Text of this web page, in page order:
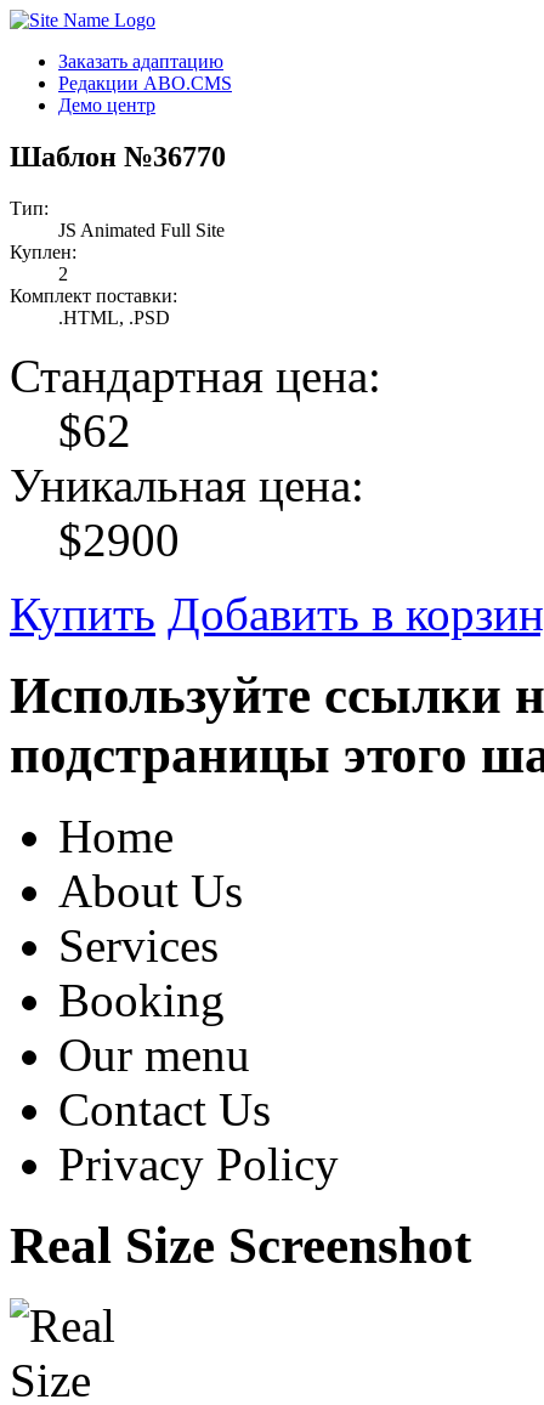
Заказать адаптацию
Редакции ABO.CMS
Демо центр
Шаблон №36770
Тип:
JS Animated Full Site
Куплен:
2
Комплект поставки:
.HTML, .PSD
Стандартная цена:
$62
Уникальная цена:
$2900
Купить Добавить в
Используйте cсылки
подстраницы этого
Home
About Us
Services
Booking
Our menu
Contact Us
Privacy Policy
Real Size Screenshot